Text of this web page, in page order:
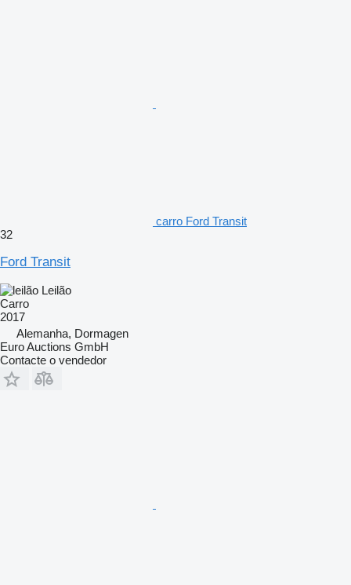
carro Ford Transit
32
Ford Transit
Leilão
Carro
2017
Alemanha, Dormagen
Euro Auctions GmbH
Contacte o vendedor